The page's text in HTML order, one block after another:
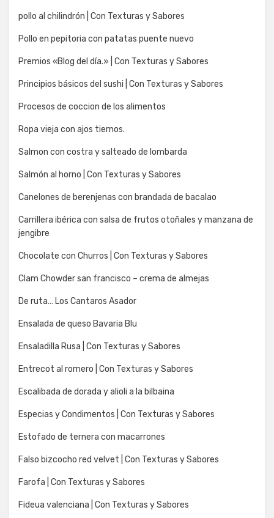
pollo al chilindrón | Con Texturas y Sabores
Pollo en pepitoria con patatas puente nuevo
Premios «Blog del día.» | Con Texturas y Sabores
Principios básicos del sushi | Con Texturas y Sabores
Procesos de coccion de los alimentos
Ropa vieja con ajos tiernos.
Salmon con costra y salteado de lombarda
Salmón al horno | Con Texturas y Sabores
Canelones de berenjenas con brandada de bacalao
Carrillera ibérica con salsa de frutos otoñales y manzana de
jengibre
Chocolate con Churros | Con Texturas y Sabores
Clam Chowder san francisco – crema de almejas
De ruta… Los Cantaros Asador
Ensalada de queso Bavaria Blu
Ensaladilla Rusa | Con Texturas y Sabores
Entrecot al romero | Con Texturas y Sabores
Escalibada de dorada y alioli a la bilbaina
Especias y Condimentos | Con Texturas y Sabores
Estofado de ternera con macarrones
Falso bizcocho red velvet | Con Texturas y Sabores
Farofa | Con Texturas y Sabores
Fideua valenciana | Con Texturas y Sabores